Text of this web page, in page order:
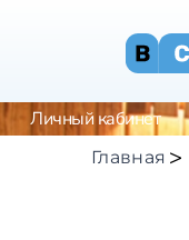
Личный кабинет
Главная